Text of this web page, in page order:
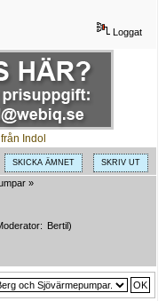
Loggat
SKICKA ÄMNET SKRIV UT
»
Bertil)